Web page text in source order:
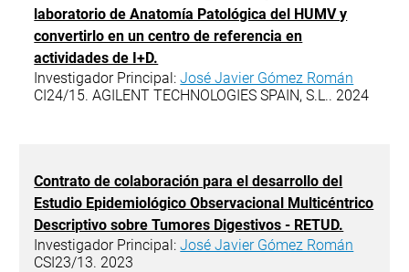
laboratorio de Anatomía Patológica del HUMV y
convertirlo en un centro de referencia en
actividades de I+D.
Investigador Principal:José Javier Gómez Román
CI24/15. AGILENT TECHNOLOGIES SPAIN, S.L.. 2024
Contrato de colaboración para el desarrollo del
Estudio Epidemiológico Observacional Multicéntrico
Descriptivo sobre Tumores Digestivos - RETUD.
Investigador Principal:José Javier Gómez Román
CSI23/13. 2023